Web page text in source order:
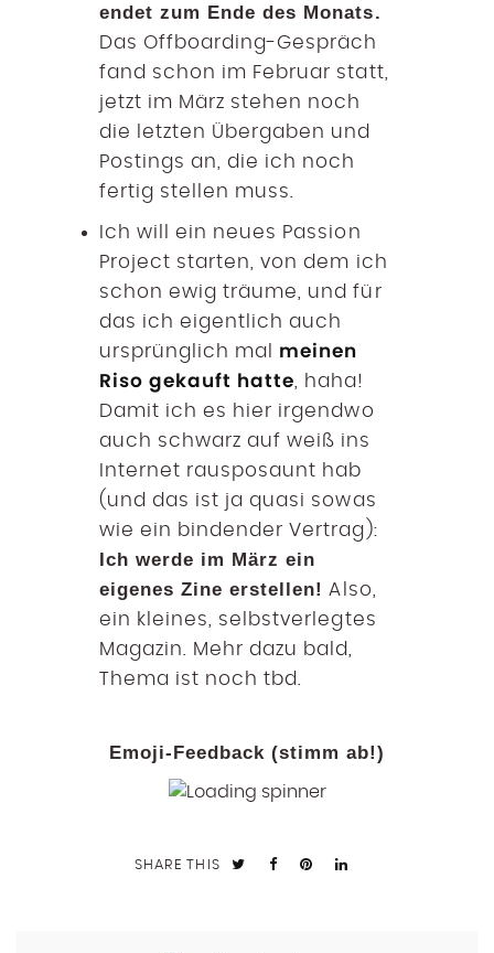
endet zum Ende des Monats.
Das Offboarding-Gespräch
fand schon im Februar statt,
jetzt im März stehen noch
die letzten Übergaben und
Postings an, die ich noch
fertig stellen muss.
Ich will ein neues Passion
Project starten, von dem ich
schon ewig träume, und für
das ich eigentlich auch
ursprünglich mal meinen
Riso gekauft hatte , haha!
Damit ich es hier irgendwo
auch schwarz auf weiß ins
Internet rausposaunt hab
(und das ist ja quasi sowas
wie ein bindender Vertrag):
Ich werde im März ein
eigenes Zine erstellen! Also,
ein kleines, selbstverlegtes
Magazin. Mehr dazu bald,
Thema ist noch tbd.
Emoji-Feedback (stimm ab!)
SHARE THIS